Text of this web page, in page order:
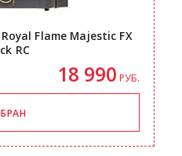
Flame Majestic FX
RC
18 990 РУБ.